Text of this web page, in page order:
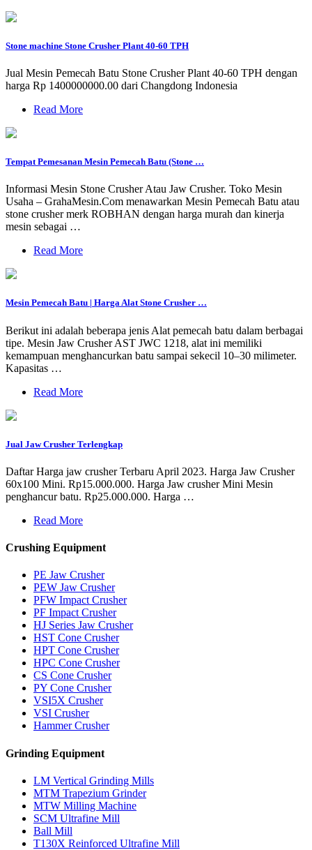
Stone machine Stone Crusher Plant 40-60 TPH
Jual Mesin Pemecah Batu Stone Crusher Plant 40-60 TPH dengan
harga Rp 1400000000.00 dari Changdong Indonesia
Read More
Tempat Pemesanan Mesin Pemecah Batu (Stone …
Informasi Mesin Stone Crusher Atau Jaw Crusher. Toko Mesin
Usaha – GrahaMesin.Com menawarkan Mesin Pemecah Batu atau
stone crusher merk ROBHAN dengan harga murah dan kinerja
mesin sebagai …
Read More
Mesin Pemecah Batu | Harga Alat Stone Crusher …
Berikut ini adalah beberapa jenis Alat pemecah batu dalam berbagai
tipe. Mesin Jaw Crusher AST JWC 1218, alat ini memiliki
kemampuan menghancurkan batu sampai sekecil 10–30 milimeter.
Kapasitas …
Read More
Jual Jaw Crusher Terlengkap
Daftar Harga jaw crusher Terbaru April 2023. Harga Jaw Crusher
60x100 Mini. Rp15.000.000. Harga Jaw crusher Mini Mesin
penghancur batu. Rp25.000.000. Harga …
Read More
Crushing Equipment
PE Jaw Crusher
PEW Jaw Crusher
PFW Impact Crusher
PF Impact Crusher
HJ Series Jaw Crusher
HST Cone Crusher
HPT Cone Crusher
HPC Cone Crusher
CS Cone Crusher
PY Cone Crusher
VSI5X Crusher
VSI Crusher
Hammer Crusher
Grinding Equipment
LM Vertical Grinding Mills
MTM Trapezium Grinder
MTW Milling Machine
SCM Ultrafine Mill
Ball Mill
T130X Reinforced Ultrafine Mill